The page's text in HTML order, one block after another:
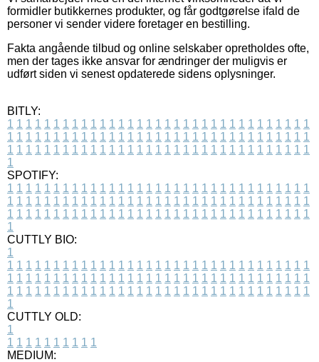
formidler butikkernes produkter, og får godtgørelse ifald de
personer vi sender videre foretager en bestilling.
Fakta angående tilbud og online selskaber opretholdes ofte,
men der tages ikke ansvar for ændringer der muligvis er
udført siden vi senest opdaterede sidens oplysninger.
BITLY:
1 1 1 1 1 1 1 1 1 1 1 1 1 1 1 1 1 1 1 1 1 1 1 1 1 1 1 1 1 1 1 1 1
1 1 1 1 1 1 1 1 1 1 1 1 1 1 1 1 1 1 1 1 1 1 1 1 1 1 1 1 1 1 1 1 1
1 1 1 1 1 1 1 1 1 1 1 1 1 1 1 1 1 1 1 1 1 1 1 1 1 1 1 1 1 1 1 1 1
1
SPOTIFY:
1 1 1 1 1 1 1 1 1 1 1 1 1 1 1 1 1 1 1 1 1 1 1 1 1 1 1 1 1 1 1 1 1
1 1 1 1 1 1 1 1 1 1 1 1 1 1 1 1 1 1 1 1 1 1 1 1 1 1 1 1 1 1 1 1 1
1 1 1 1 1 1 1 1 1 1 1 1 1 1 1 1 1 1 1 1 1 1 1 1 1 1 1 1 1 1 1 1 1
1
CUTTLY BIO:
1
1 1 1 1 1 1 1 1 1 1 1 1 1 1 1 1 1 1 1 1 1 1 1 1 1 1 1 1 1 1 1 1 1
1 1 1 1 1 1 1 1 1 1 1 1 1 1 1 1 1 1 1 1 1 1 1 1 1 1 1 1 1 1 1 1 1
1 1 1 1 1 1 1 1 1 1 1 1 1 1 1 1 1 1 1 1 1 1 1 1 1 1 1 1 1 1 1 1 1
1
CUTTLY OLD:
1
1 1 1 1 1 1 1 1 1 1
MEDIUM: